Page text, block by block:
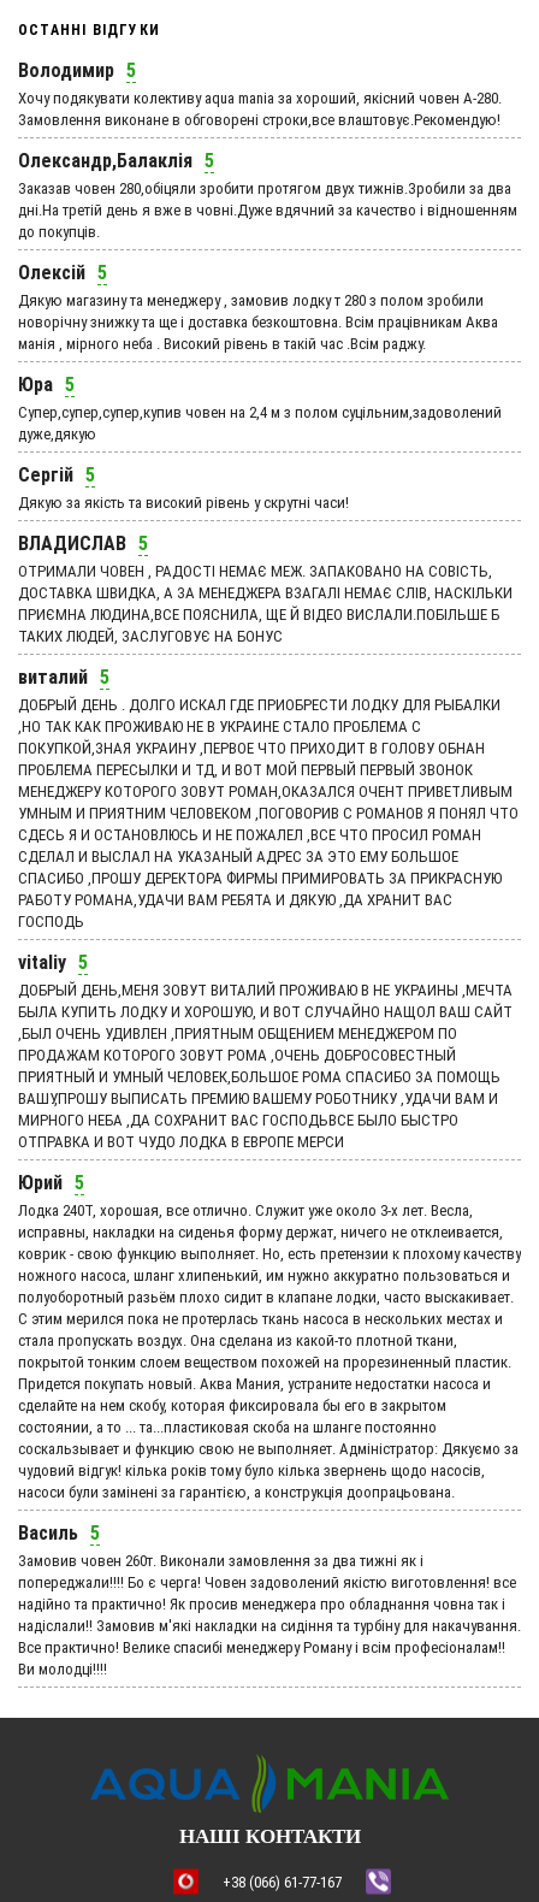
ОСТАННІ ВІДГУКИ
Володимир 5
Хочу подякувати колективу aqua mania за хороший, якісний човен А-280.
Замовлення виконане в обговорені строки,все влаштовує.Рекомендую!
Олександр,Балаклія 5
Заказав човен 280,обіцяли зробити протягом двух тижнів.Зробили за два
дні.На третій день я вже в човні.Дуже вдячний за качество і відношенням
до покупців.
Олексій 5
Дякую магазину та менеджеру , замовив лодку т 280 з полом зробили
новорічну знижку та ще і доставка безкоштовна. Всім працівникам Аква
манія , мірного неба . Високий рівень в такій час .Всім раджу.
Юра 5
Супер,супер,супер,купив човен на 2,4 м з полом суцільним,задоволений
дуже,дякую
Сергій 5
Дякую за якість та високий рівень у скрутні часи!
ВЛАДИСЛАВ 5
ОТРИМАЛИ ЧОВЕН , РАДОСТІ НЕМАЄ МЕЖ. ЗАПАКОВАНО НА СОВІСТЬ,
ДОСТАВКА ШВИДКА, А ЗА МЕНЕДЖЕРА ВЗАГАЛІ НЕМАЄ СЛІВ, НАСКІЛЬКИ
ПРИЄМНА ЛЮДИНА,ВСЕ ПОЯСНИЛА, ЩЕ Й ВІДЕО ВИСЛАЛИ.ПОБІЛЬШЕ Б
ТАКИХ ЛЮДЕЙ, ЗАСЛУГОВУЄ НА БОНУС
виталий 5
ДОБРЫЙ ДЕНЬ . ДОЛГО ИСКАЛ ГДЕ ПРИОБРЕСТИ ЛОДКУ ДЛЯ РЫБАЛКИ
,НО ТАК КАК ПРОЖИВАЮ НЕ В УКРАИНЕ СТАЛО ПРОБЛЕМА С
ПОКУПКОЙ,ЗНАЯ УКРАИНУ ,ПЕРВОЕ ЧТО ПРИХОДИТ В ГОЛОВУ ОБНАН
ПРОБЛЕМА ПЕРЕСЫЛКИ И ТД, И ВОТ МОЙ ПЕРВЫЙ ПЕРВЫЙ ЗВОНОК
МЕНЕДЖЕРУ КОТОРОГО ЗОВУТ РОМАН,ОКАЗАЛСЯ ОЧЕНТ ПРИВЕТЛИВЫМ
УМНЫМ И ПРИЯТНИМ ЧЕЛОВЕКОМ ,ПОГОВОРИВ С РОМАНОВ Я ПОНЯЛ ЧТО
СДЕСЬ Я И ОСТАНОВЛЮСЬ И НЕ ПОЖАЛЕЛ ,ВСЕ ЧТО ПРОСИЛ РОМАН
СДЕЛАЛ И ВЫСЛАЛ НА УКАЗАНЫЙ АДРЕС ЗА ЭТО ЕМУ БОЛЬШОЕ
СПАСИБО ,ПРОШУ ДЕРЕКТОРА ФИРМЫ ПРИМИРОВАТЬ ЗА ПРИКРАСНУЮ
РАБОТУ РОМАНА,УДАЧИ ВАМ РЕБЯТА И ДЯКУЮ ,ДА ХРАНИТ ВАС
ГОСПОДЬ
vitaliy 5
ДОБРЫЙ ДЕНЬ,МЕНЯ ЗОВУТ ВИТАЛИЙ ПРОЖИВАЮ В НЕ УКРАИНЫ ,МЕЧТА
БЫЛА КУПИТЬ ЛОДКУ И ХОРОШУЮ, И ВОТ СЛУЧАЙНО НАЩОЛ ВАШ САЙТ
,БЫЛ ОЧЕНЬ УДИВЛЕН ,ПРИЯТНЫМ ОБЩЕНИЕМ МЕНЕДЖЕРОМ ПО
ПРОДАЖАМ КОТОРОГО ЗОВУТ РОМА ,ОЧЕНЬ ДОБРОСОВЕСТНЫЙ
ПРИЯТНЫЙ И УМНЫЙ ЧЕЛОВЕК,БОЛЬШОЕ РОМА СПАСИБО ЗА ПОМОЩЬ
ВАШУ,ПРОШУ ВЫПИСАТЬ ПРЕМИЮ ВАШЕМУ РОБОТНИКУ ,УДАЧИ ВАМ И
МИРНОГО НЕБА ,ДА СОХРАНИТ ВАС ГОСПОДЬВСЕ БЫЛО БЫСТРО
ОТПРАВКА И ВОТ ЧУДО ЛОДКА В ЕВРОПЕ МЕРСИ
Юрий 5
Лодка 240Т, хорошая, все отлично. Служит уже около 3-х лет. Весла,
исправны, накладки на сиденья форму держат, ничего не отклеивается,
коврик - свою функцию выполняет. Но, есть претензии к плохому качеству
ножного насоса, шланг хлипенький, им нужно аккуратно пользоваться и
полуоборотный разьём плохо сидит в клапане лодки, часто выскакивает.
С этим мерился пока не протерлась ткань насоса в нескольких местах и
стала пропускать воздух. Она сделана из какой-то плотной ткани,
покрытой тонким слоем веществом похожей на прорезиненный пластик.
Придется покупать новый. Аква Мания, устраните недостатки насоса и
сделайте на нем скобу, которая фиксировала бы его в закрытом
состоянии, а то ... та...пластиковая скоба на шланге постоянно
соскальзывает и функцию свою не выполняет. Адмiнiстратор: Дякуємо за
чудовий вiдгук! кілька років тому було кілька звернень щодо насосів,
насоси були замінені за гарантією, а конструкція доопрацьована.
Василь 5
Замовив човен 260т. Виконали замовлення за два тижні як і
попереджали!!!! Бо є черга! Човен задоволений якістю виготовлення! все
надійно та практично! Як просив менеджера про обладнання човна так і
надіслали!! Замовив м'які накладки на сидіння та турбіну для накачування.
Все практично! Велике спасибі менеджеру Роману і всім професіоналам!!
Ви молодці!!!!
НАШІ КОНТАКТИ
+38 (066) 61-77-167